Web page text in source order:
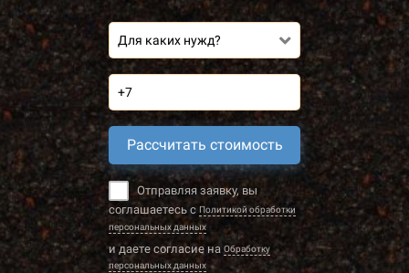
Для каких нужд?
Рассчитать стоимость
Отправляя заявку, вы
соглашаетесь с Политикой обработки
персональных данных
и даете согласие на Обработку
персональных данных